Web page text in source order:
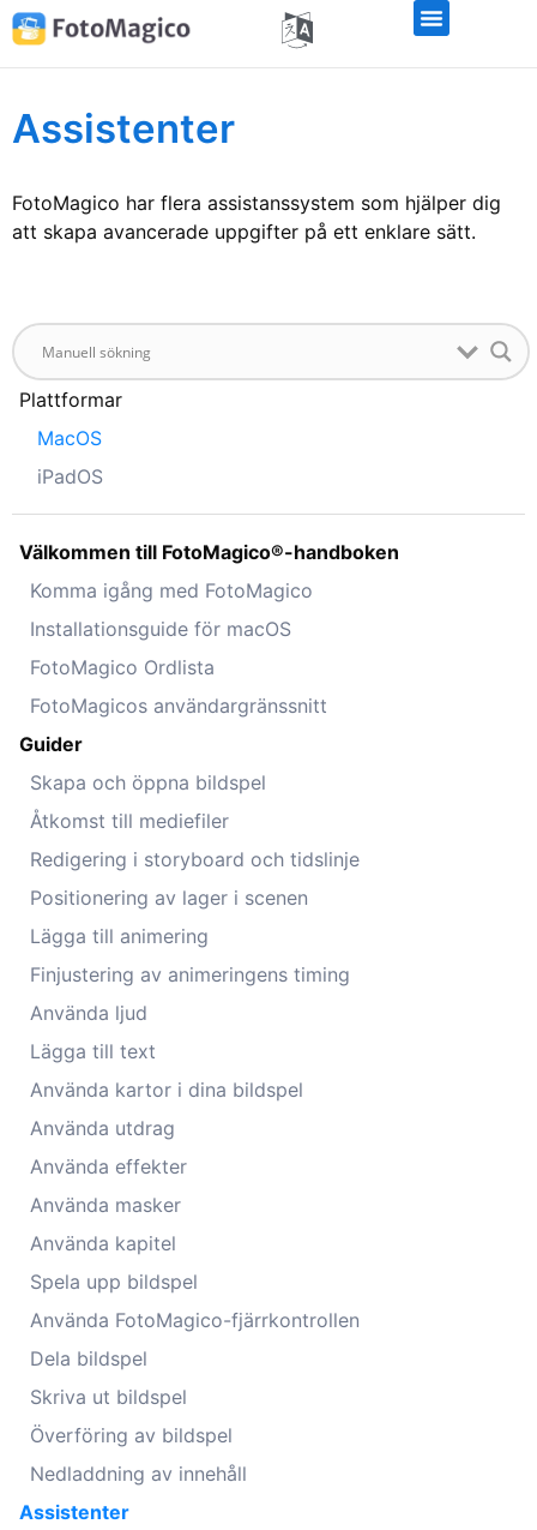
Plattformar
MacOS
iPadOS
Välkommen till FotoMagico®-handboken
Komma igång med FotoMagico
Installationsguide för macOS
FotoMagico Ordlista
FotoMagicos användargränssnitt
Guider
Skapa och öppna bildspel
Åtkomst till mediefiler
Redigering i storyboard och tidslinje
Positionering av lager i scenen
Lägga till animering
Finjustering av animeringens timing
Använda ljud
Lägga till text
Använda kartor i dina bildspel
Använda utdrag
Använda effekter
Använda masker
Använda kapitel
Spela upp bildspel
Använda FotoMagico-fjärrkontrollen
Dela bildspel
Skriva ut bildspel
Överföring av bildspel
Nedladdning av innehåll
Assistenter
Assistenter
FotoMagico har flera assistanssystem som hjälper dig
att skapa avancerade uppgifter på ett enklare sätt.